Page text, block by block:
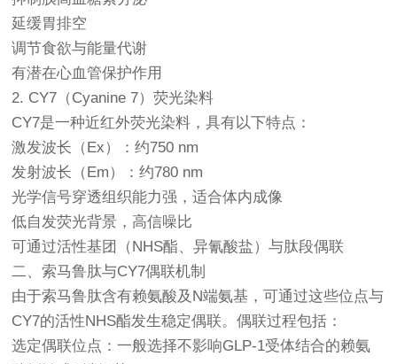
延缓胃排空
调节食欲与能量代谢
有潜在心血管保护作用
2. CY7（Cyanine 7）荧光染料
CY7是一种近红外荧光染料，具有以下特点：
激发波长（Ex）：约750 nm
发射波长（Em）：约780 nm
光学信号穿透组织能力强，适合体内成像
低自发荧光背景，高信噪比
可通过活性基团（NHS酯、异氰酸盐）与肽段偶联
二、索马鲁肽与CY7偶联机制
由于索马鲁肽含有赖氨酸及N端氨基，可通过这些位点与
CY7的活性NHS酯发生稳定偶联。偶联过程包括：
选定偶联位点：一般选择不影响GLP-1受体结合的赖氨